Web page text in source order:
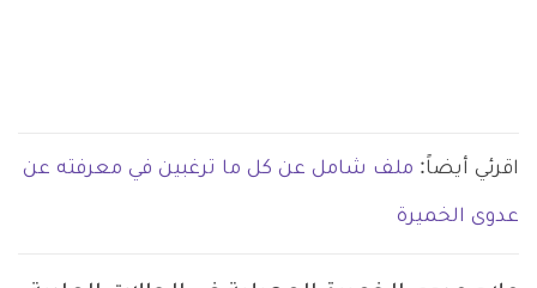
اقرئي أيضاً: ملف شامل عن كل ما ترغبين في معرفته عن
عدوى الخميرة